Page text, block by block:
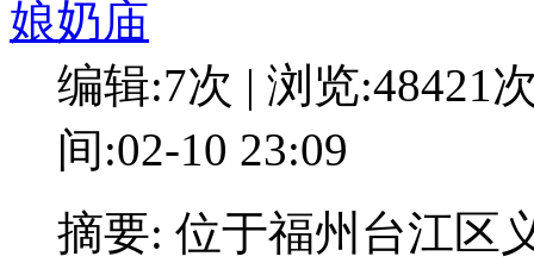
娘奶庙
编辑:7次 | 浏览:48421
间:02-10 23:09
摘要: 位于福州台江区